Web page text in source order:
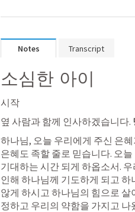
Notes Transcript
소심한 아이
시작
옆 사람과 함께 인사하겠습니다.
하나님, 오늘 우리에게 주신 은
은혜도 족할 줄로 믿습니다. 오
기대하는 시간 되게 하옵소서.
인해 하나님께 기도하게 되고
않게 하시고 하나님의 힘으로
정하고 우리의 약함을 가지고